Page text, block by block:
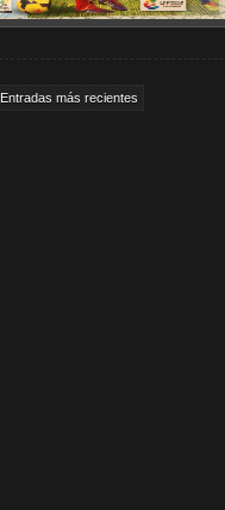
Entradas más recientes